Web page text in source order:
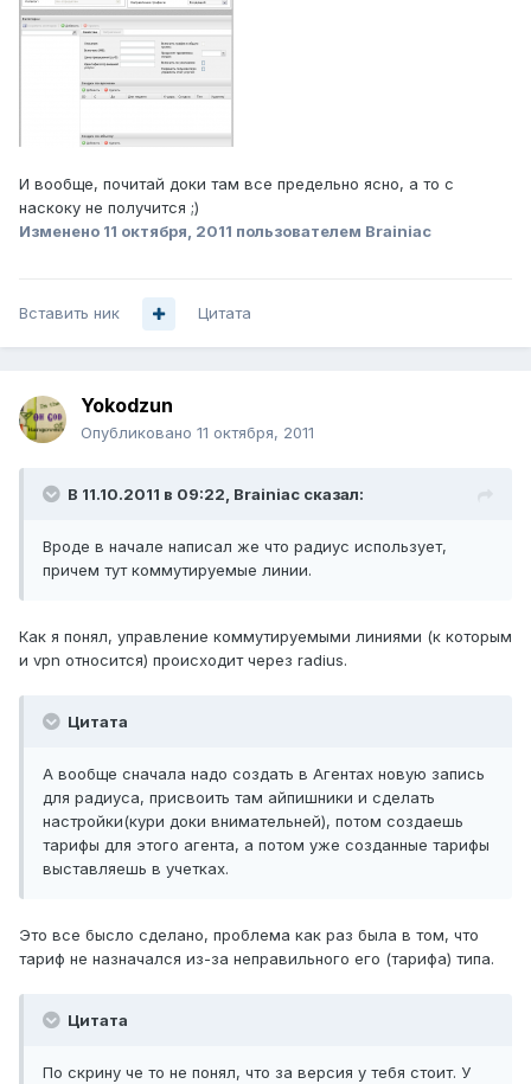
И вообще, почитай доки там все предельно ясно, а то с
наскоку не получится ;)
Изменено 11 октября, 2011 пользователем Brainiac
Вставить ник Цитата
Yokodzun
Опубликовано 11 октября, 2011
В 11.10.2011 в 09:22, Brainiac сказал:
Вроде в начале написал же что радиус использует,
причем тут коммутируемые линии.
Как я понял, управление коммутируемыми линиями (к которым
и vpn относится) происходит через radius.
Цитата
А вообще сначала надо создать в Агентах новую запись
для радиуса, присвоить там айпишники и сделать
настройки(кури доки внимательней), потом создаешь
тарифы для этого агента, а потом уже созданные тарифы
выставляешь в учетках.
Это все бысло сделано, проблема как раз была в том, что
тариф не назначался из-за неправильного его (тарифа) типа.
Цитата
По скрину че то не понял, что за версия у тебя стоит. У